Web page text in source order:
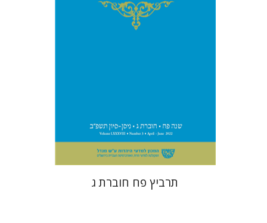
$29
$26
תרביץ פח חוברת ג